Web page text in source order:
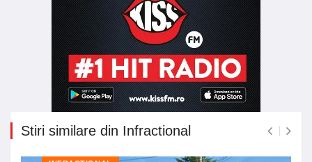
Stiri similare din Infractional